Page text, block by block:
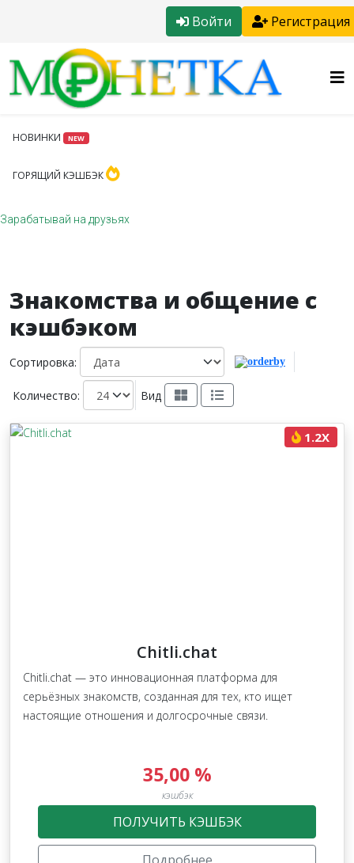
Войти Регистрация
НОВИНКИ NEW
ГОРЯЩИЙ КЭШБЭК
Зарабатывай на друзьях
Знакомства и общение с
кэшбэком
Сортировка:
Количество: Вид
1.2X
Chitli.chat
Chitli.chat — это инновационная платформа для
серьёзных знакомств, созданная для тех, кто ищет
настоящие отношения и долгосрочные связи.
35,00 %
кэшбэк
ПОЛУЧИТЬ КЭШБЭК